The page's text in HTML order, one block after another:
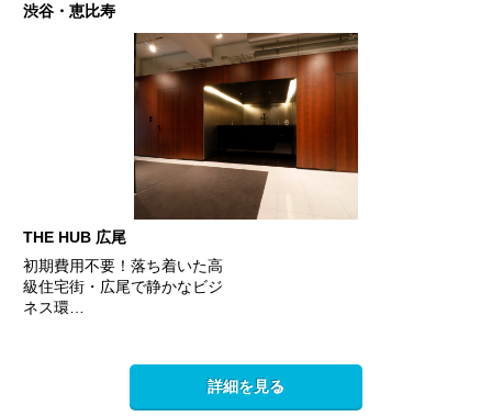
渋谷・恵比寿
THE HUB 広尾
初期費用不要！落ち着いた高
級住宅街・広尾で静かなビジ
ネス環…
詳細を見る